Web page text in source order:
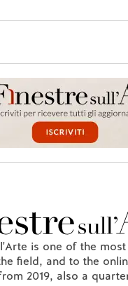
is one of the
field, and to the
2019, also a